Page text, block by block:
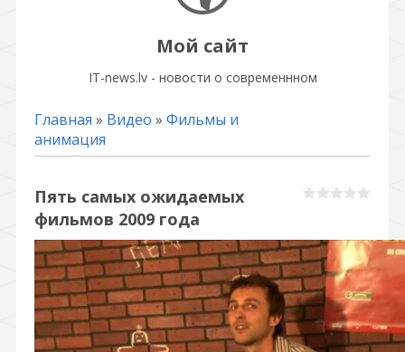
Мой сайт
IT-news.lv - новости о современнном
Главная » Видео » Фильмы и
анимация
Пять самых ожидаемых
фильмов 2009 года